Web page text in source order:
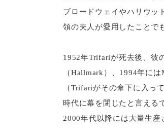
ブロードウェイやハリウッ
領の夫人が愛用したことで
1952年Trifariが死去後、彼
（Hallmark）、1994年に
（Trifariがその傘下に入っ
時代に幕を閉じたと言える
2000年代以降には大量生産